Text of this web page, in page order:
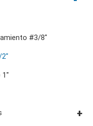
vde
anillo
#3/8"
1"